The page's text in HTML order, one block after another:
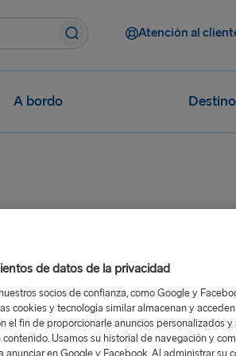
Atención al
A bordo
los
Unión
de datos de la privacidad
socios de confianza, como Google y
cookies y tecnología similar almacenan y
el fin de proporcionarle anuncios personalizados
Usamos su historial de navegación y